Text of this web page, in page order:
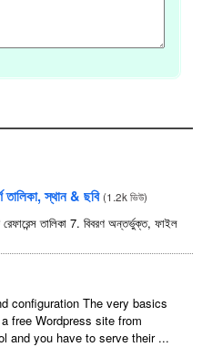
স্থান & ছবি (1.2k ভিউ)
তালিকা 7. বিবরণ অন্তর্ভুক্ত, ফাইল
configuration The very basics
free Wordpress site from
and you have to serve their...